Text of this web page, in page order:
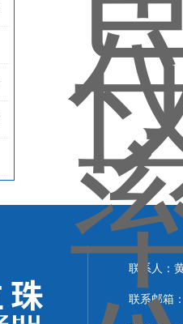
联系人：
联系邮箱